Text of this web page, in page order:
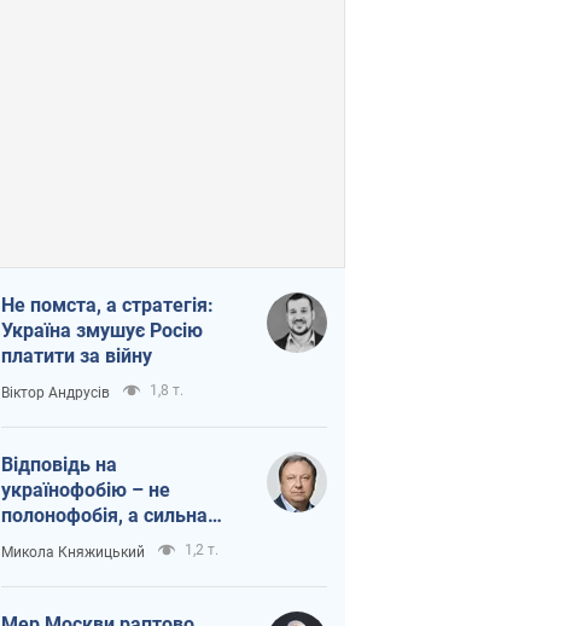
Не помста, а стратегія:
Україна змушує Росію
платити за війну
Віктор Андрусів 1,8 т.
Відповідь на
українофобію – не
полонофобія, а сильна
українська держава
Микола Княжицький 1,2 т.